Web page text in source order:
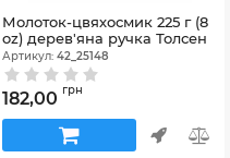
Молоток-цвяхосмик 225 г (8
oz) дерев'яна ручка Толсен
Артикул: 42_25148
182,00 грн